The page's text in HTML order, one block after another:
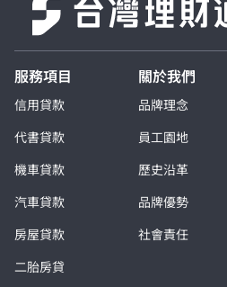
服務項目
信用貸款
代書貸款
機車貸款
汽車貸款
房屋貸款
二胎房貸
關於我們
品牌理念
員工園地
歷史沿革
品牌優勢
社會責任